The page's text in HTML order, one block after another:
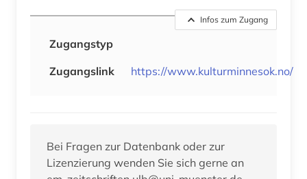
Infos zum Zugang
Zugangstyp
Zugangslink
https://www.kulturminnesok.no/
Bei Fragen zur Datenbank oder zur
Lizenzierung wenden Sie sich gerne an